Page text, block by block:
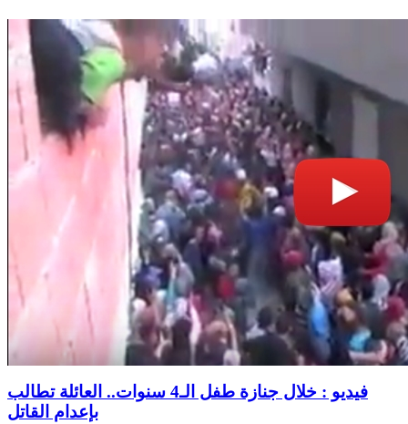
فيديو : خلال جنازة طفل الـ4 سنوات.. العائلة تطالب
بإعدام القاتل